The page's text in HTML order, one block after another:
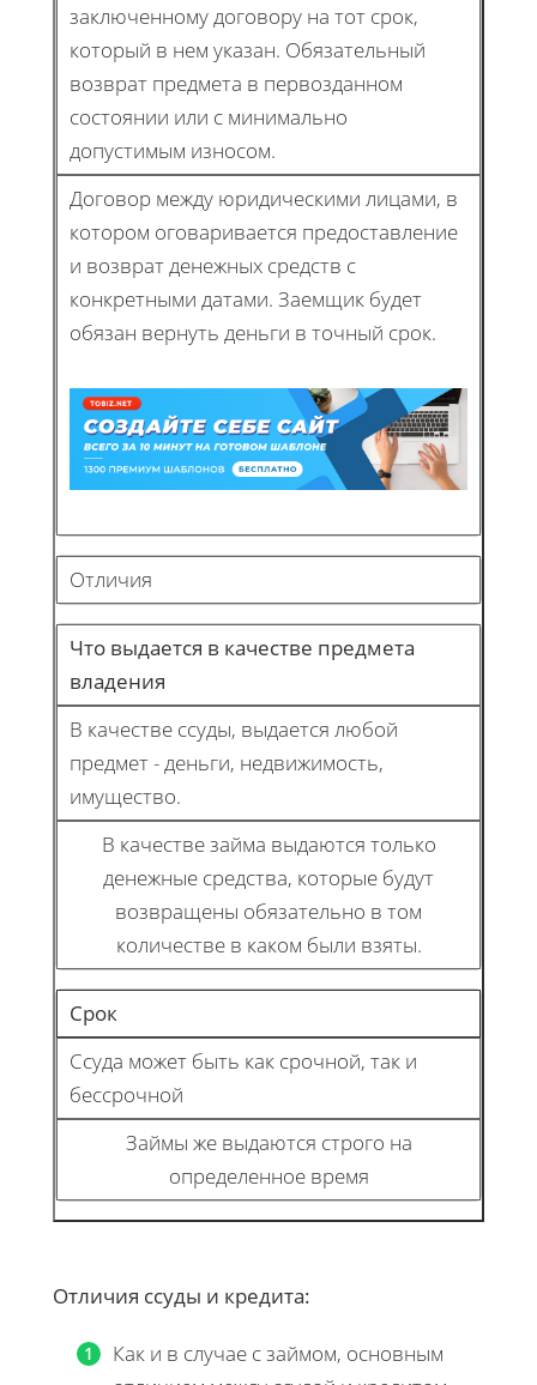
заключенному договору на тот срок,
который в нем указан. Обязательный
возврат предмета в первозданном
состоянии или с минимально
допустимым износом.
Договор между юридическими лицами, в
котором оговаривается предоставление
и возврат денежных средств с
конкретными датами. Заемщик будет
обязан вернуть деньги в точный срок.
Отличия
Что выдается в качестве предмета
владения
В качестве ссуды, выдается любой
предмет - деньги, недвижимость,
имущество.
В качестве займа выдаются только
денежные средства, которые будут
возвращены обязательно в том
количестве в каком были взяты.
Срок
Ссуда может быть как срочной, так и
бессрочной
Займы же выдаются строго на
определенное время
Отличия ссуды и кредита:
Как и в случае с займом, основным